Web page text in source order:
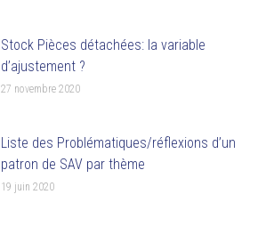
Stock Pièces détachées: la variable
d’ajustement ?
27 novembre 2020
Liste des Problématiques/réflexions d’un
patron de SAV par thème
19 juin 2020